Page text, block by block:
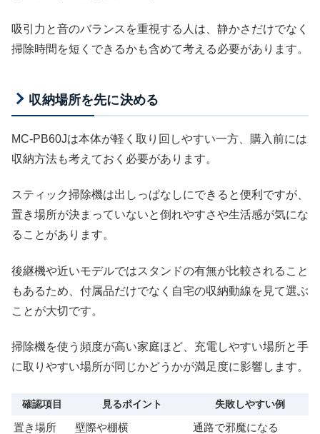
吸引力と音のバランスを重視する人は、静かさだけでなく
掃除時間を短くできるかも含めて考える必要があります。
収納場所を先に決める
MC-PB60Jは本体が軽く取り回しやすい一方、購入前には
収納方法も考えておく必要があります。
スティック掃除機は出しっぱなしにできると便利ですが、
置き場所が決まっていないと倒れやすさや生活感が気にな
ることがあります。
後継機や近いモデルではスタンドの有無が比較されること
もあるため、付属品だけでなく自宅の収納動線を見て選ぶ
ことが大切です。
掃除機を使う頻度が高い家庭ほど、充電しやすい場所と手
に取りやすい場所が同じかどうかが満足度に影響します。
確認項目 見るポイント 失敗しやすい例
置き場所 壁際や棚横
通路で邪魔になる